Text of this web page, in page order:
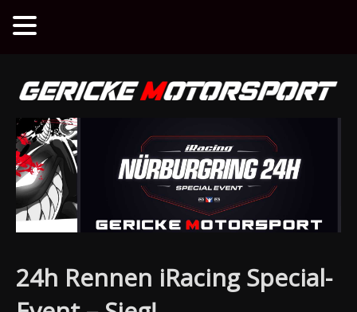
24h Rennen iRacing Special-